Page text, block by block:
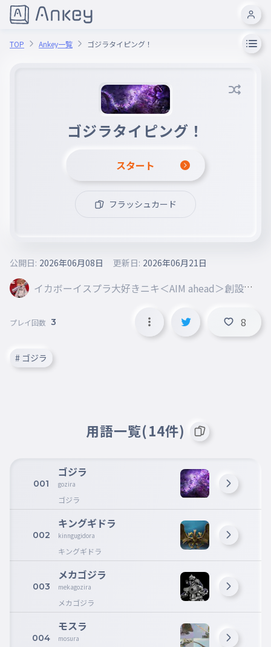
TOP Ankey一覧 ゴジラタイピング！
ゴジラタイピング！
スタート
フラッシュカード
イカボーイスプラ大好きニキ＜AIM ahead＞創設者
公開日: 2026年06月08日 更新日: 2026年06月21日
プレイ回数 3 8
# ゴジラ
用語一覧(14件)
001
ゴジラ
gozira
ゴジラ
002
キングギドラ
kinngugidora
キングギドラ
003
メカゴジラ
mekagozira
メカゴジラ
004
モスラ
mosura